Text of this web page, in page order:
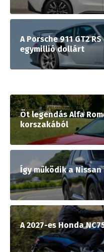
A Porsche 911 GT2
egymillió dollárt
Öt legendás Alfa
korszakából
Így működik a
A 2027-es Honda